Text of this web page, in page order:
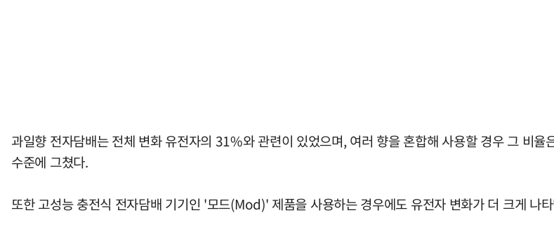
과일향 전자담배는 전체 변화 유전자의 31%와 관련이 있었으며, 여러 향을 혼합해 사용할 경우 그 비
수준에 그쳤다.
또한 고성능 충전식 전자담배 기기인 '모드(Mod)' 제품을 사용하는 경우에도 유전자 변화가 더 크게 나